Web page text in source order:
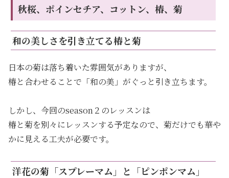
秋桜、ポインセチア、コットン、椿、菊
和の美しさを引き立てる椿と菊
日本の菊は落ち着いた雰囲気がありますが、
椿と合わせることで「和の美」がぐっと引き立ちます。
しかし、今回のseason２のレッスンは
椿と菊を別々にレッスンする予定なので、菊だけでも華や
かに見える工夫が必要です。
洋花の菊「スプレーマム」と「ピンポンマム」